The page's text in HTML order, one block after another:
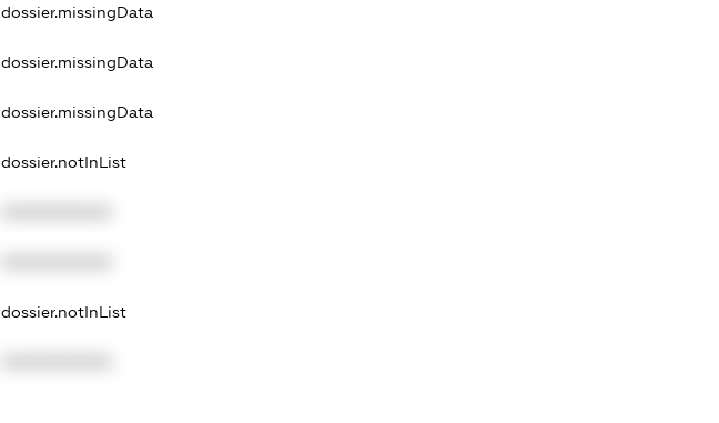
dossier.missingData
dossier.missingData
dossier.missingData
dossier.notInList
dossier.notInList